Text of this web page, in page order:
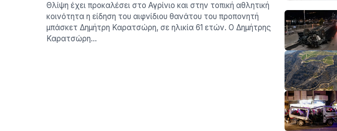
Θλίψη έχει προκαλέσει στο Αγρίνιο και στην τοπική αθλητική
κοινότητα η είδηση του αιφνίδιου θανάτου του προπονητή
μπάσκετ Δημήτρη Καρατσώρη, σε ηλικία 61 ετών. Ο Δημήτρης
Καρατσώρη…